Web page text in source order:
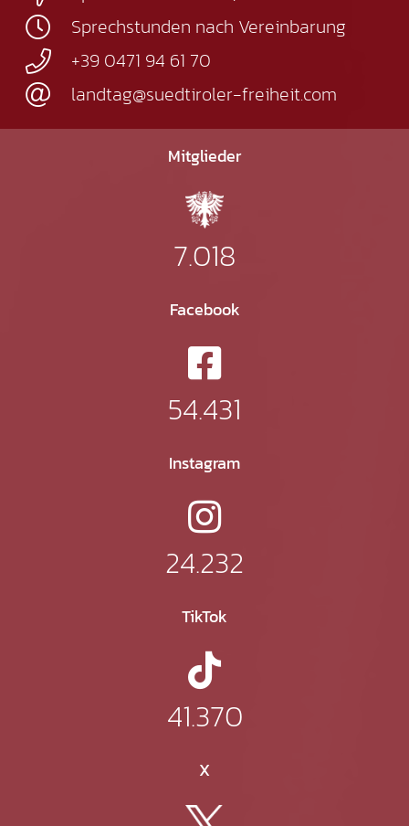
Sprechstunden nach Vereinbarung
+39 0471 94 61 70
landtag@suedtiroler-freiheit.com
Mitglieder
7.018
Facebook
54.431
Instagram
24.232
TikTok
41.370
X